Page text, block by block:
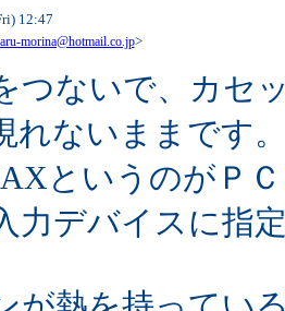
12:47
morina@hotmail.co.jp>
つないで、カセ
れないままです
というのがＰ
力デバイスに指